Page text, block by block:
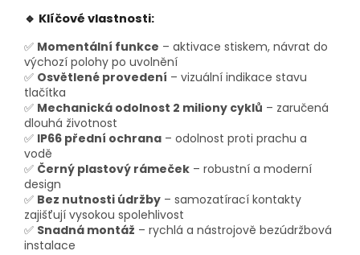
🔹 Klíčové vlastnosti:
✅ Momentální funkce – aktivace stiskem, návrat do
výchozí polohy po uvolnění
✅ Osvětlené provedení – vizuální indikace stavu
tlačítka
✅ Mechanická odolnost 2 miliony cyklů – zaručená
dlouhá životnost
✅ IP66 přední ochrana – odolnost proti prachu a
vodě
✅ Černý plastový rámeček – robustní a moderní
design
✅ Bez nutnosti údržby – samozatírací kontakty
zajišťují vysokou spolehlivost
✅ Snadná montáž – rychlá a nástrojově bezúdržbová
instalace